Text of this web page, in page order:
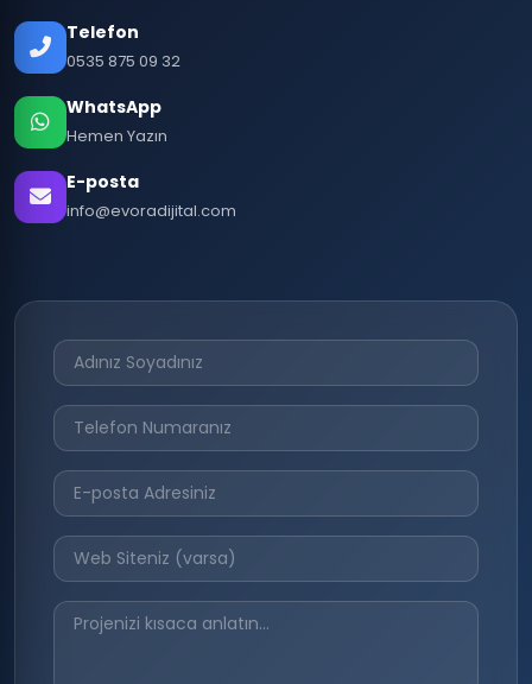
Telefon
0535 875 09 32
WhatsApp
Hemen Yazın
E-posta
info@evoradijital.com